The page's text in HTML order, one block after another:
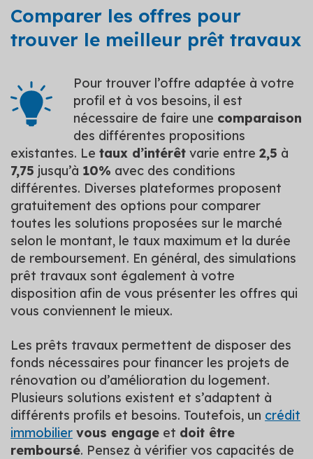
Comparer les offres pour
trouver le meilleur prêt travaux
Pour trouver l’offre adaptée à votre
profil et à vos besoins, il est
nécessaire de faire une comparaison
des différentes propositions
existantes. Le taux d’intérêt varie entre 2,5 à
7,75 jusqu’à 10% avec des conditions
différentes. Diverses plateformes proposent
gratuitement des options pour comparer
toutes les solutions proposées sur le marché
selon le montant, le taux maximum et la durée
de remboursement. En général, des simulations
prêt travaux sont également à votre
disposition afin de vous présenter les offres qui
vous conviennent le mieux.
Les prêts travaux permettent de disposer des
fonds nécessaires pour financer les projets de
rénovation ou d’amélioration du logement.
Plusieurs solutions existent et s’adaptent à
différents profils et besoins. Toutefois, un crédit
immobilier vous engage et doit être
remboursé. Pensez à vérifier vos capacités de